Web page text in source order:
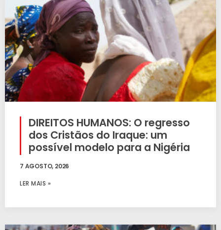
DIREITOS HUMANOS: O regresso
dos Cristãos do Iraque: um
possível modelo para a Nigéria
7 AGOSTO, 2026
LER MAIS »